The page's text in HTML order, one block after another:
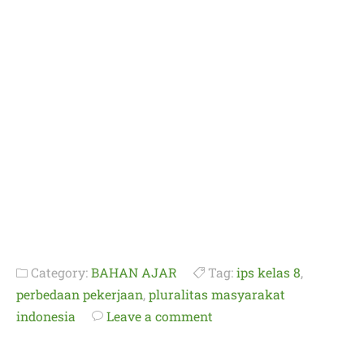
Category:BAHAN AJAR Tag:ips kelas 8,
perbedaan pekerjaan,pluralitas masyarakat
indonesia
Leave a comment